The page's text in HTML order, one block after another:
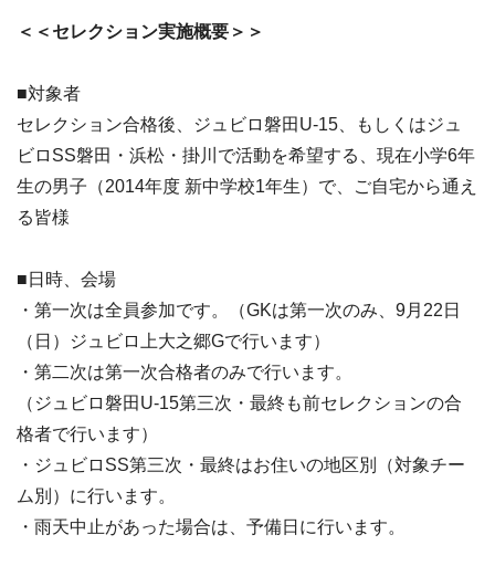
＜＜セレクション実施概要＞＞
■対象者
セレクション合格後、ジュビロ磐田U-15、もしくはジュ
ビロSS磐田・浜松・掛川で活動を希望する、現在小学6年
生の男子（2014年度 新中学校1年生）で、ご自宅から通え
る皆様
■日時、会場
・第一次は全員参加です。（GKは第一次のみ、9月22日
（日）ジュビロ上大之郷Gで行います）
・第二次は第一次合格者のみで行います。
（ジュビロ磐田U-15第三次・最終も前セレクションの合
格者で行います）
・ジュビロSS第三次・最終はお住いの地区別（対象チー
ム別）に行います。
・雨天中止があった場合は、予備日に行います。